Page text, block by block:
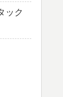
ック